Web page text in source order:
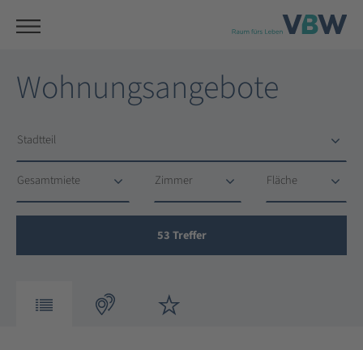
Wohnungsangebote
Stadtteil
Gesamtmiete Zimmer Fläche
53Treffer